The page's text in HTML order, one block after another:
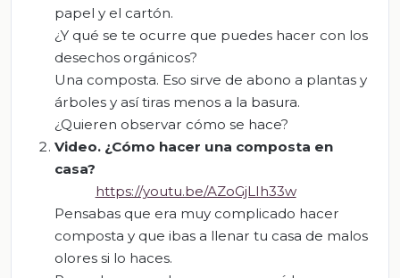
papel y el cartón.
¿Y qué se te ocurre que puedes hacer con los
desechos orgánicos?
Una composta. Eso sirve de abono a plantas y
árboles y así tiras menos a la basura.
¿Quieren observar cómo se hace?
Video. ¿Cómo hacer una composta en
casa?
https://youtu.be/AZoGjLIh33w
Pensabas que era muy complicado hacer
composta y que ibas a llenar tu casa de malos
olores si lo haces.